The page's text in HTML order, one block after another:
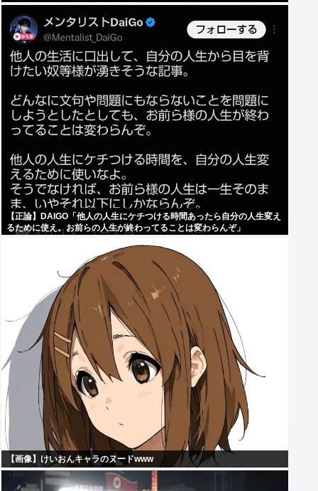
【正論】DAIGO「他人の人生にケチつける時間あったら自分の人生変え
るために使え。お前らの人生が終わってることは変わらんぞ」
【画像】けいおんキャラのヌードwww